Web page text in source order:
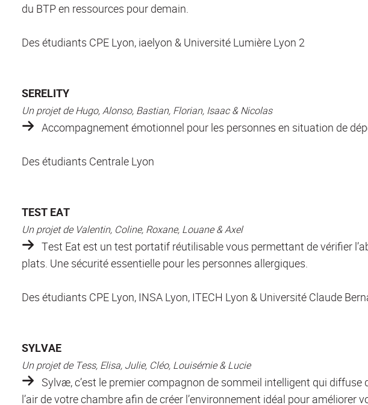
du BTP en ressources pour demain.
Des étudiants CPE Lyon, iaelyon & Université Lumière Lyon 2
SERELITY
Un projet de Hugo, Alonso, Bastian, Florian, Isaac & Nicolas
Accompagnement émotionnel pour les personnes en situation de
Des étudiants Centrale Lyon
TEST EAT
Un projet de Valentin, Coline, Roxane, Louane & Axel
Test Eat est un test portatif réutilisable vous permettant de vérifier
plats. Une sécurité essentielle pour les personnes allergiques.
Des étudiants CPE Lyon, INSA Lyon, ITECH Lyon & Université Claude
SYLVAE
Un projet de Tess, Elisa, Julie, Cléo, Louisémie & Lucie
Sylvæ, c’est le premier compagnon de sommeil intelligent qui
l’air de votre chambre afin de créer l’environnement idéal pour améliorer